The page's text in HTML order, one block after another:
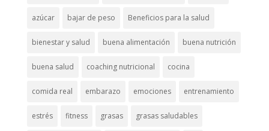
azúcar bajar de peso Beneficios para la salud
bienestar y salud buena alimentación buena nutrición
buena salud coaching nutricional cocina
comida real embarazo emociones entrenamiento
estrés fitness grasas grasas saludables